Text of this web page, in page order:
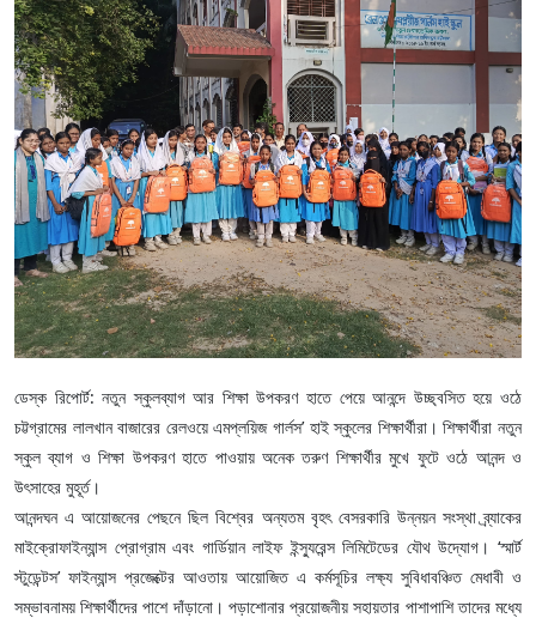
ডেস্ক রিপোর্ট: নতুন স্কুলব্যাগ আর শিক্ষা উপকরণ হাতে পেয়ে আনন্দে উচ্ছ্বসিত হয়ে ওঠে
চট্টগ্রামের লালখান বাজারের রেলওয়ে এমপ্লয়িজ গার্লস’ হাই স্কুলের শিক্ষার্থীরা। শিক্ষার্থীরা নতুন
স্কুল ব্যাগ ও শিক্ষা উপকরণ হাতে পাওয়ায় অনেক তরুণ শিক্ষার্থীর মুখে ফুটে ওঠে আনন্দ ও
উৎসাহের মুহূর্ত।
আনন্দঘন এ আয়োজনের পেছনে ছিল বিশ্বের অন্যতম বৃহৎ বেসরকারি উন্নয়ন সংস্থা ব্র্যাকের
মাইক্রোফাইন্যান্স প্রোগ্রাম এবং গার্ডিয়ান লাইফ ইন্স্যুরেন্স লিমিটেডের যৌথ উদ্যোগ। ‘স্মার্ট
স্টুডেন্টস’ ফাইন্যান্স প্রজেক্টের আওতায় আয়োজিত এ কর্মসূচির লক্ষ্য সুবিধাবঞ্চিত মেধাবী ও
সম্ভাবনাময় শিক্ষার্থীদের পাশে দাঁড়ানো। পড়াশোনার প্রয়োজনীয় সহায়তার পাশাপাশি তাদের মধ্যে